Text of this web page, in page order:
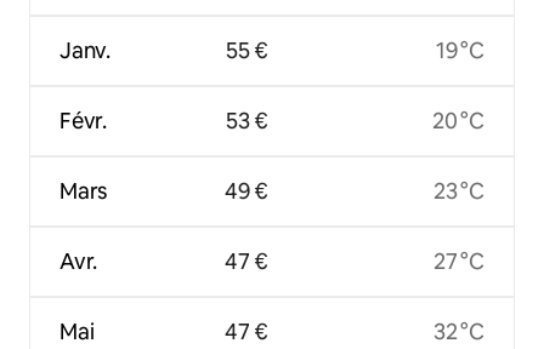
Janv.
Févr.
Mars
Avr.
Mai
55 €
53 €
49 €
47 €
47 €
19 °C
20 °C
23 °C
27 °C
32 °C